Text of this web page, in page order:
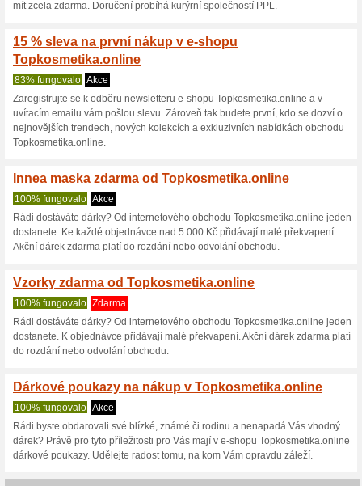
Aktuální slevy a
Dárek zdarma od
100% fungovalo
Pokud objednáte v
000 Kč, k objednávce
rozdání nebo odvolání e-
Konzultace zdarma
100% fungovalo Akce